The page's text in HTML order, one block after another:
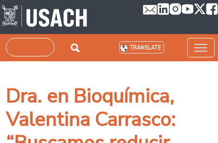
Skip to main content
Search TRANSLATE
Dra. en Bioquímica,
Valentina Carrasco: